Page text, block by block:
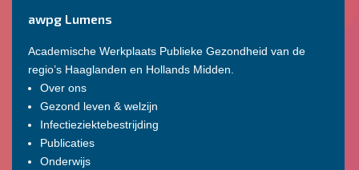
awpg Lumens
Academische Werkplaats Publieke Gezondheid van de
regio’s Haaglanden en Hollands Midden.
Over ons
Gezond leven & welzijn
Infectieziektebestrijding
Publicaties
Onderwijs